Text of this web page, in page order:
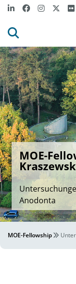
MOE-
Anodonta
MOE-Fellowship